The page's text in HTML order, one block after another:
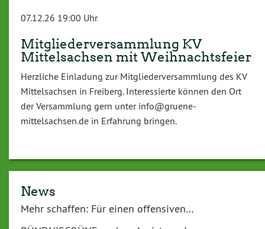
07.12.26 19:00 Uhr
Mitgliederversammlung KV
Mittelsachsen mit Weihnachtsfeier
Herzliche Einladung zur Mitgliederversammlung des KV
Mittelsachsen in Freiberg. Interessierte können den Ort
der Versammlung gern unter info@gruene-
mittelsachsen.de in Erfahrung bringen.
News
Mehr schaffen: Für einen offensiven…